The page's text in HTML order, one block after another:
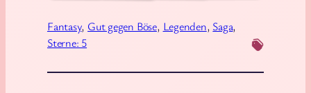
Fantasy, Gut gegen Böse, Legenden, Saga
Sterne: 5
i